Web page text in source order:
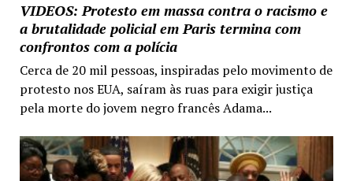
VIDEOS: Protesto em massa contra o racismo e
a brutalidade policial em Paris termina com
confrontos com a polícia
Cerca de 20 mil pessoas, inspiradas pelo movimento de
protesto nos EUA, saíram às ruas para exigir justiça
pela morte do jovem negro francês Adama...